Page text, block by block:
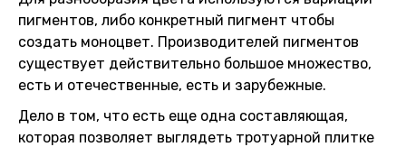
пигментов, либо конкретный пигмент чтобы
создать моноцвет. Производителей пигментов
существует действительно большое множество,
есть и отечественные, есть и зарубежные.
Дело в том, что есть еще одна составляющая,
которая позволяет выглядеть тротуарной плитке